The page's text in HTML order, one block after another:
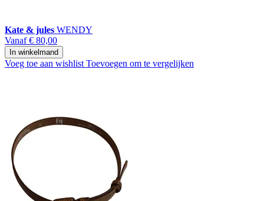
Kate & jules WENDY
Vanaf € 80,00
In winkelmand
Voeg toe aan wishlist Toevoegen om te vergelijken